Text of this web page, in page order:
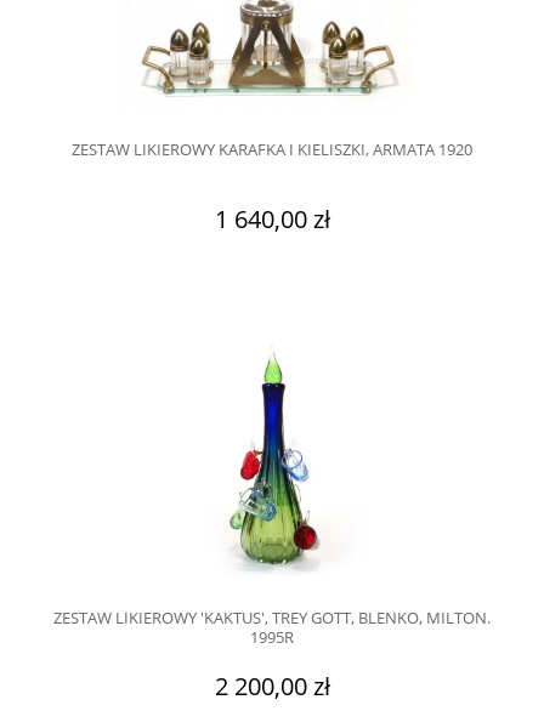
ZESTAW LIKIEROWY KARAFKA I KIELISZKI, ARMATA 1920
1 640,00 zł
ZESTAW LIKIEROWY 'KAKTUS', TREY GOTT, BLENKO, MILTON.
1995R
2 200,00 zł